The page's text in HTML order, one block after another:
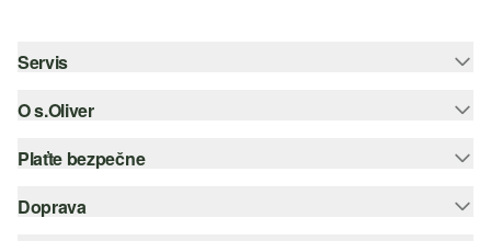
Servis
Pomoc a FAQ
Nápoveda k veľkostiam
O s.Oliver
Leták
Plaťte bezpečne
Kreditná karta
Doprava